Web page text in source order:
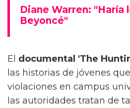
Diane Warren: "Haría
Beyoncé"
El documental 'The
las historias de jóvenes
violaciones en campus
las autoridades tratan de